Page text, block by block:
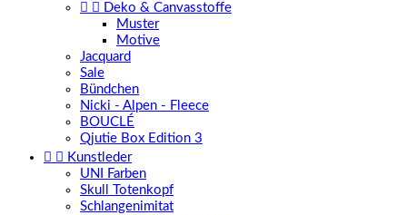
  Deko & Canvasstoffe
Muster
Motive
Jacquard
Sale
Bündchen
Nicki - Alpen - Fleece
BOUCLÉ
Qjutie Box Edition 3
  Kunstleder
UNI Farben
Skull Totenkopf
Schlangenimitat